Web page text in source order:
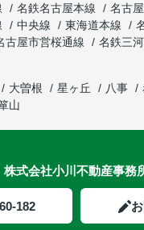
名鉄名古屋本線
名古
中央線 東海道本線
古屋市営桜通線
名鉄三
大曽根 星ヶ丘 八事
山
株式会社小川不動産事務
182